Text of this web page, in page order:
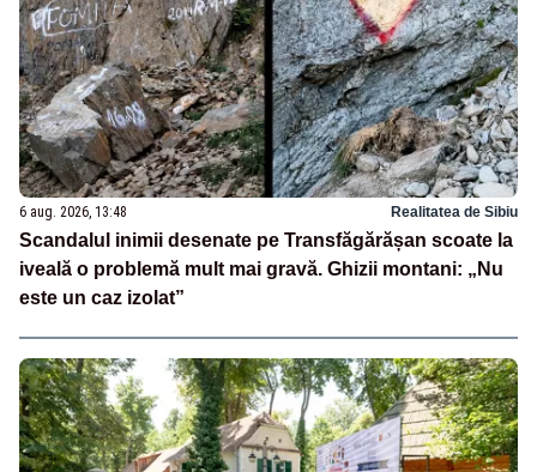
6 aug. 2026, 13:48 Realitatea de Sibiu
Scandalul inimii desenate pe Transfăgărășan scoate la
iveală o problemă mult mai gravă. Ghizii montani: „Nu
este un caz izolat”